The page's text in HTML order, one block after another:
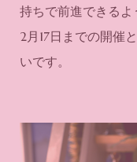
持ちで前進できるよ
2月17日までの開催
いです。